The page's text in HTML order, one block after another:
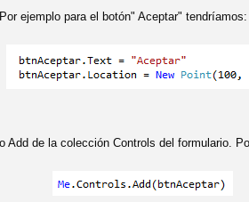
ejemplo para el botón" Aceptar" tendríamos:
Add de la colección Controls del formulario.